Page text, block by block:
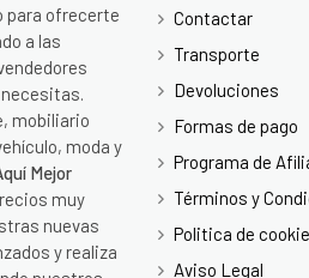
para ofrecerte
a las
mobiliario
moda y
Mejor
muy
nuevas
y realiza
Contactar
Transporte
Devoluciones
Formas de pago
Programa de
Términos y
Politica de
Aviso Legal